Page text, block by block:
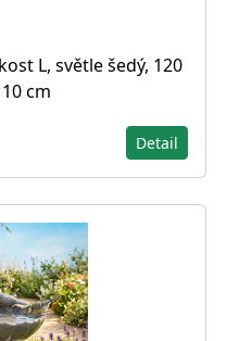
L, světle šedý, 120
cm
Detail